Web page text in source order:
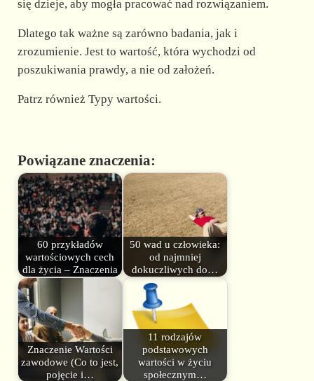
się dzieje, aby mogła pracować nad rozwiązaniem.
Dlatego tak ważne są zarówno badania, jak i
zrozumienie. Jest to wartość, która wychodzi od
poszukiwania prawdy, a nie od założeń.
Patrz również Typy wartości.
Powiązane znaczenia:
60 przykładów
wartościowych cech
dla życia – Znaczenia
50 wad u człowieka:
od najmniej
dokuczliwych do…
Znaczenie Wartości
zawodowe (Co to jest,
pojęcie i…
11 rodzajów
podstawowych
wartości w życiu
społecznym…